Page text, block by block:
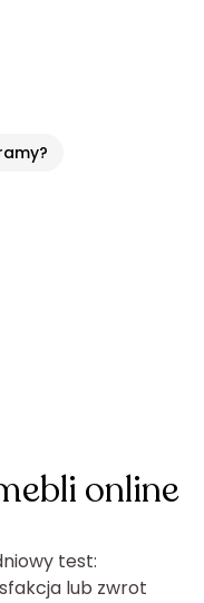
online
test:
lub zwrot